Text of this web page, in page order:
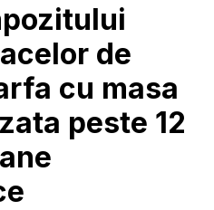
de
cu masa
peste 12